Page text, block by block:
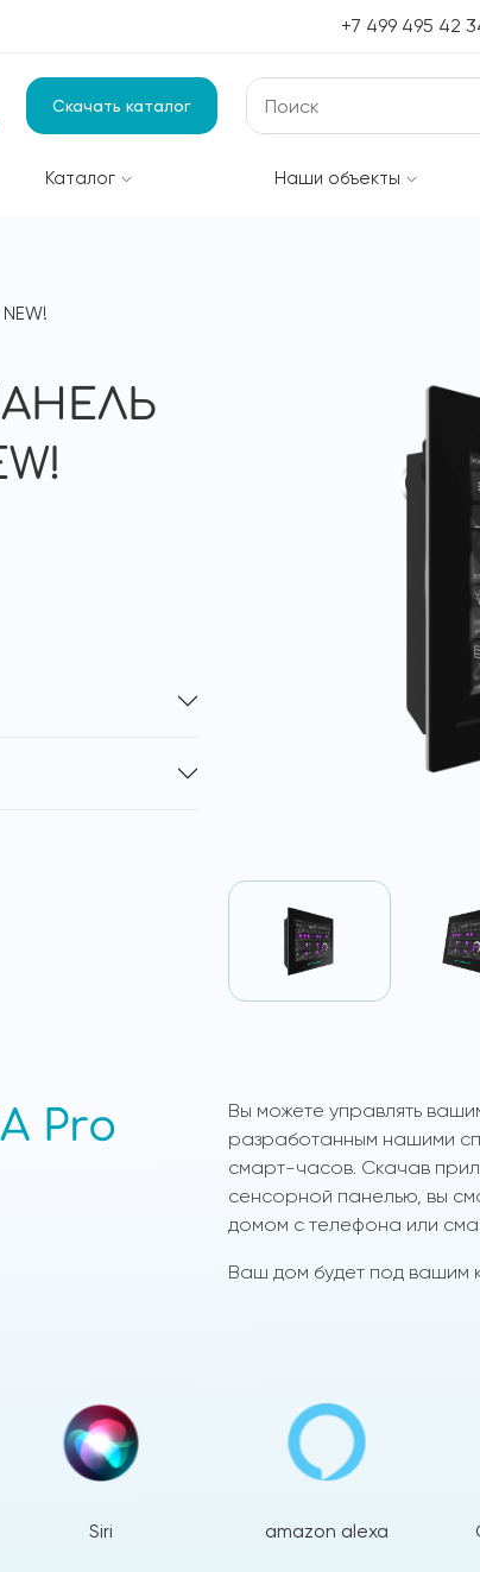
+7 499 495 42
Скачать каталог
Каталог Наши объекты
Pro
Вы можете управлять
разработанным нашими
смарт-часов. Скачав
сенсорной панелью, вы
домом с телефона или
Ваш дом будет под вашим
Siri amazon alexa